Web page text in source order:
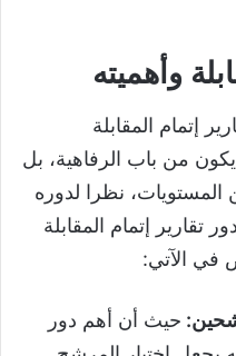
وأهميته
إتمام المقابلة
من باب الرفاهية، بل
نظرا لدوره
تقارير إتمام المقابلة
في الآتي:
حيث أن أهم دور